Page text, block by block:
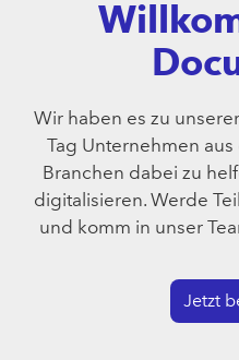
Wir haben es zu
Tag Unternehmen
Branchen dabei zu
digitalisieren. Werde
und komm in unser
Jetzt